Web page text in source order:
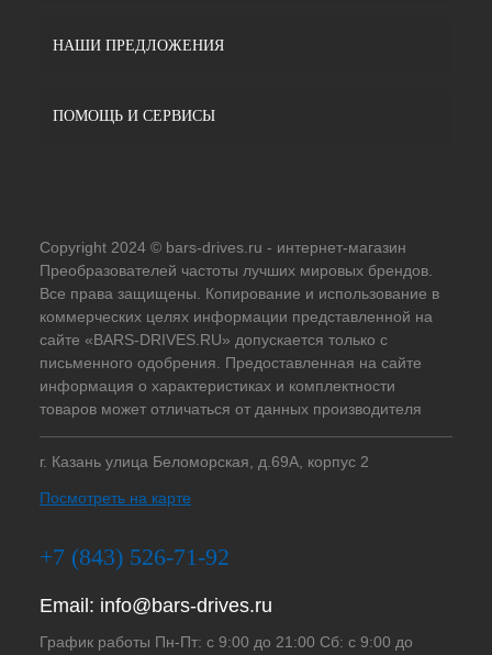
НАШИ ПРЕДЛОЖЕНИЯ
ПОМОЩЬ И СЕРВИСЫ
Copyright 2024 © bars-drives.ru - интернет-магазин
Преобразователей частоты лучших мировых брендов.
Все права защищены. Копирование и использование в
коммерческих целях информации представленной на
сайте «BARS-DRIVES.RU» допускается только с
письменного одобрения. Предоставленная на сайте
информация о характеристиках и комплектности
товаров может отличаться от данных производителя
г. Казань улица Беломорская, д.69А, корпус 2
Посмотреть на карте
+7 (843) 526-71-92
Email: info@bars-drives.ru
График работы Пн-Пт: с 9:00 до 21:00 Сб: с 9:00 до